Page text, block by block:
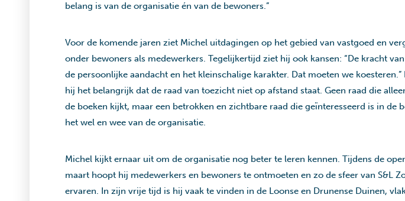
belang is van de organisatie én van de bewoners.”
Voor de komende jaren ziet Michel uitdagingen op het gebied van vastgoed en
onder bewoners als medewerkers. Tegelijkertijd ziet hij ook kansen: “De kracht
de persoonlijke aandacht en het kleinschalige karakter. Dat moeten we
hij het belangrijk dat de raad van toezicht niet op afstand staat. Geen raad die
de boeken kijkt, maar een betrokken en zichtbare raad die geïnteresseerd is in de
het wel en wee van de organisatie.
Michel kijkt ernaar uit om de organisatie nog beter te leren kennen. Tijdens de
maart hoopt hij medewerkers en bewoners te ontmoeten en zo de sfeer van S&L
ervaren. In zijn vrije tijd is hij vaak te vinden in de Loonse en Drunense Duinen,